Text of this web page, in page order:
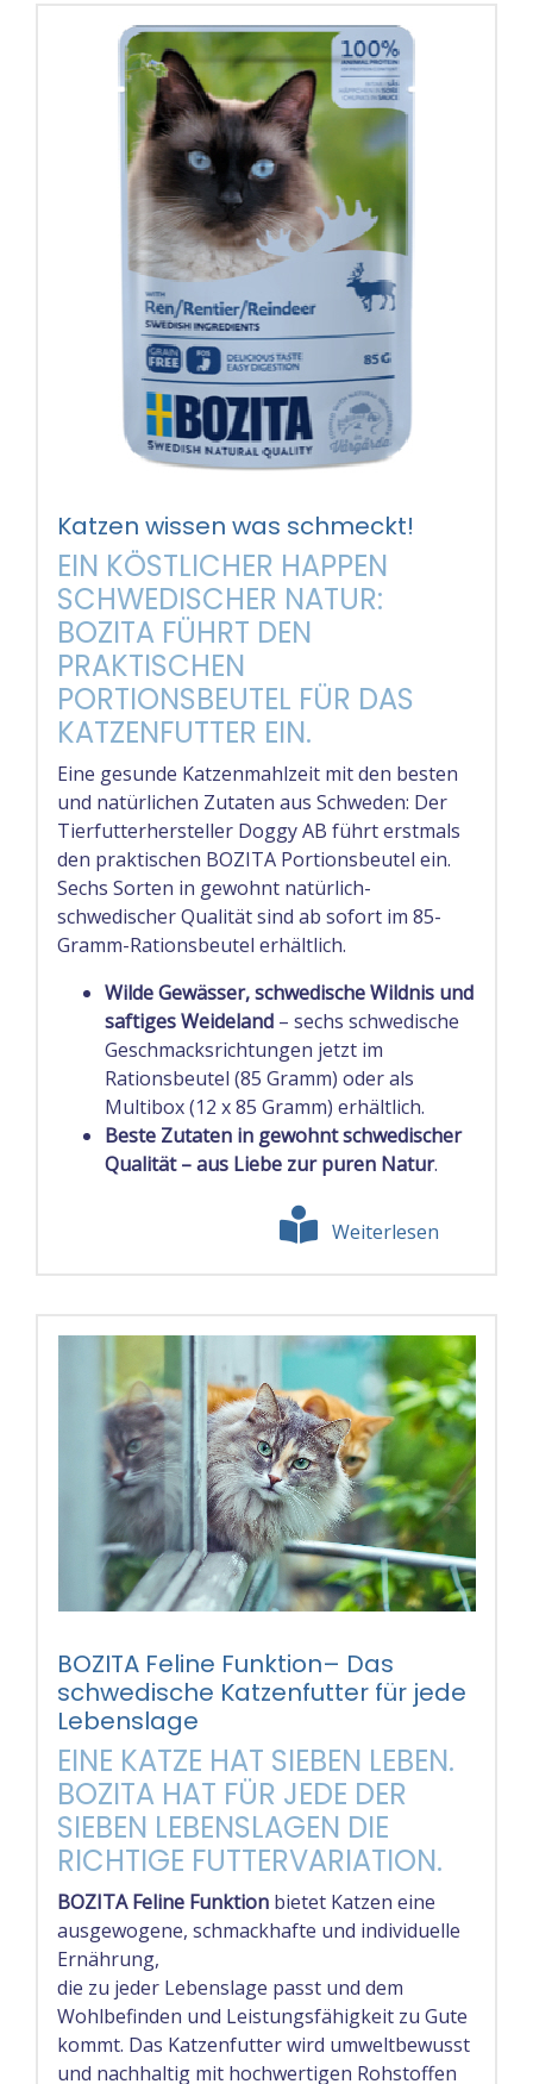
Katzen wissen was schmeckt!
EIN KÖSTLICHER HAPPEN
SCHWEDISCHER NATUR:
BOZITA FÜHRT DEN
PRAKTISCHEN
PORTIONSBEUTEL FÜR DAS
KATZENFUTTER EIN.
Eine gesunde Katzenmahlzeit mit den besten
und natürlichen Zutaten aus Schweden: Der
Tierfutterhersteller Doggy AB führt erstmals
den praktischen BOZITA Portionsbeutel ein.
Sechs Sorten in gewohnt natürlich-
schwedischer Qualität sind ab sofort im 85-
Gramm-Rationsbeutel erhältlich.
Wilde Gewässer, schwedische Wildnis und
saftiges Weideland – sechs schwedische
Geschmacksrichtungen jetzt im
Rationsbeutel (85 Gramm) oder als
Multibox (12 x 85 Gramm) erhältlich.
Beste Zutaten in gewohnt schwedischer
Qualität – aus Liebe zur puren Natur.
Weiterlesen
BOZITA Feline Funktion– Das
schwedische Katzenfutter für jede
Lebenslage
EINE KATZE HAT SIEBEN LEBEN.
BOZITA HAT FÜR JEDE DER
SIEBEN LEBENSLAGEN DIE
RICHTIGE FUTTERVARIATION.
BOZITA Feline Funktion bietet Katzen eine
ausgewogene, schmackhafte und individuelle
Ernährung,
die zu jeder Lebenslage passt und dem
Wohlbefinden und Leistungsfähigkeit zu Gute
kommt. Das Katzenfutter wird umweltbewusst
und nachhaltig mit hochwertigen Rohstoffen